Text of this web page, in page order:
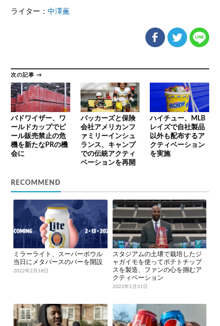
ライター：中澤薫
次の記事 →
バドワイザー、ワ
ールドカップでビ
ール販売禁止の危
機を新たなPRの機
会に
パッカーズと保険
会社アメリカンフ
ァミリーインシュ
ランス、キャンプ
での伝統アクティ
ベーションを再開
ハイチュー、MLB
レイズで自社製品
以外も配布するア
クティベーション
を実施
RECOMMEND
2022年2月18日
ミラーライト、スーパーボウル
当日にメタバースのバーを開設
2022年1月31日
スタジアムの土壌で栽培したジ
ャガイモを使ってポテトチップ
スを製造、ファンの心を掴むア
クティベーション